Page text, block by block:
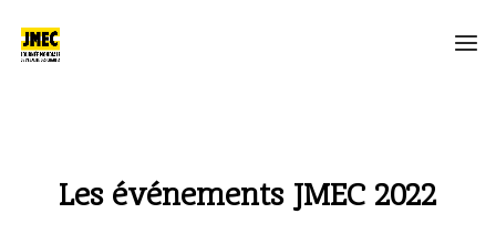
Les événements JMEC 2022